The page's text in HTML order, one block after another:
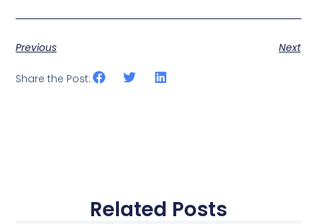
Previous Next
Share the Post:
Related Posts